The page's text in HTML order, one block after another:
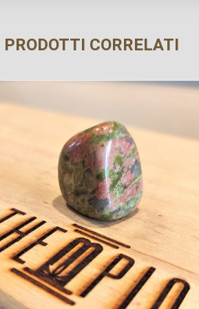
PRODOTTI CORRELATI